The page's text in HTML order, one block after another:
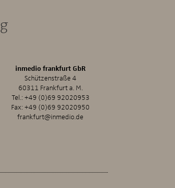
inmedio frankfurt GbR
Schützenstraße 4
60311 Frankfurt a. M.
Tel.:+49 (0)69 92020953
Fax: +49 (0)69 92020950
frankfurt@inmedio.de